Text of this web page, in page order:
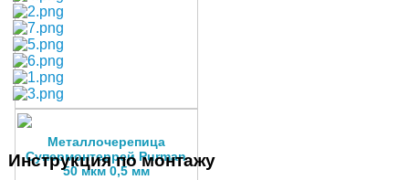
Металлочерепица
Супермонтеррей Purman
50 мкм 0,5 мм
Инструкция по монтажу